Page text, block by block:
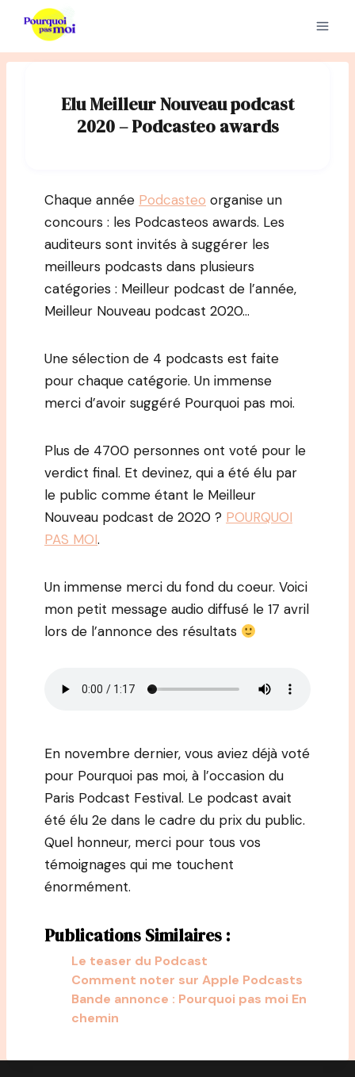
contenu
Elu Meilleur Nouveau podcast
2020 – Podcasteo awards
Chaque année Podcasteo organise un
concours : les Podcasteos awards. Les
auditeurs sont invités à suggérer les
meilleurs podcasts dans plusieurs
catégories : Meilleur podcast de l’année,
Meilleur Nouveau podcast 2020…
Une sélection de 4 podcasts est faite
pour chaque catégorie. Un immense
merci d’avoir suggéré Pourquoi pas moi.
Plus de 4700 personnes ont voté pour le
verdict final. Et devinez, qui a été élu par
le public comme étant le Meilleur
Nouveau podcast de 2020 ? POURQUOI
PAS MOI.
Un immense merci du fond du coeur. Voici
mon petit message audio diffusé le 17 avril
lors de l’annonce des résultats
En novembre dernier, vous aviez déjà voté
pour Pourquoi pas moi, à l’occasion du
Paris Podcast Festival. Le podcast avait
été élu 2e dans le cadre du prix du public.
Quel honneur, merci pour tous vos
témoignages qui me touchent
énormément.
Publications Similaires :
Le teaser du Podcast
Comment noter sur Apple Podcasts
Bande annonce : Pourquoi pas moi En
chemin